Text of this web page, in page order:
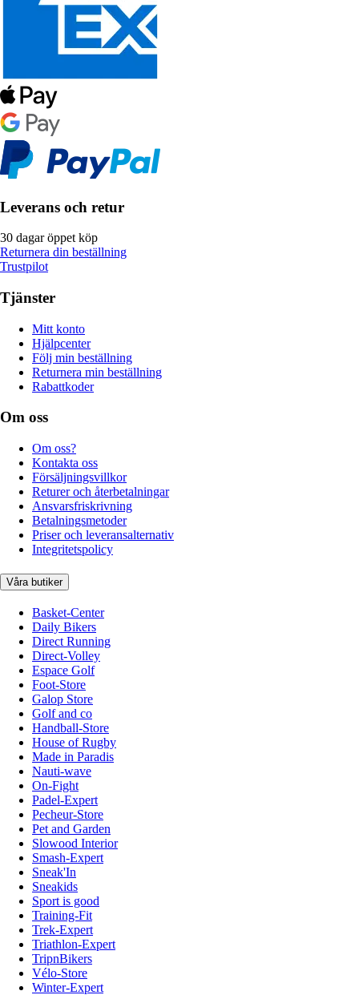
Leverans och retur
30 dagar öppet köp
Returnera din beställning
Trustpilot
Tjänster
Mitt konto
Hjälpcenter
Följ min beställning
Returnera min beställning
Rabattkoder
Om oss
Om oss?
Kontakta oss
Försäljningsvillkor
Returer och återbetalningar
Ansvarsfriskrivning
Betalningsmetoder
Priser och leveransalternativ
Integritetspolicy
Våra butiker
Basket-Center
Daily Bikers
Direct Running
Direct-Volley
Espace Golf
Foot-Store
Galop Store
Golf and co
Handball-Store
House of Rugby
Made in Paradis
Nauti-wave
On-Fight
Padel-Expert
Pecheur-Store
Pet and Garden
Slowood Interior
Smash-Expert
Sneak'In
Sneakids
Sport is good
Training-Fit
Trek-Expert
Triathlon-Expert
TripnBikers
Vélo-Store
Winter-Expert